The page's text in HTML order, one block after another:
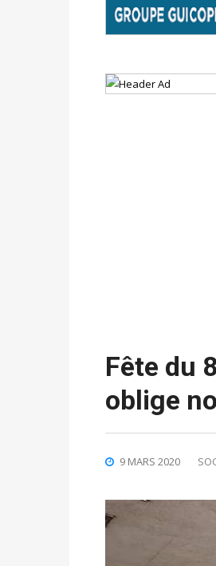
Politique-
Politique
Fête du
oblige
9 MARS 2020